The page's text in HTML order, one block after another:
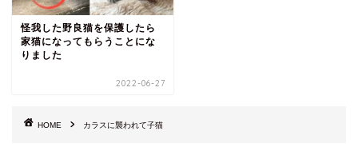
怪我した野良猫を保護したら
家猫になってもらうことにな
りました
2022-06-27
HOME カラスに襲われて子猫